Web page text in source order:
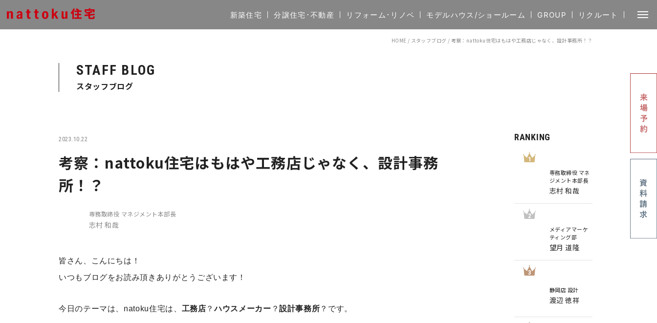
新築住宅 分譲住宅･不動産 リフォーム･リノベ モデルハウス/ショールーム GROUP リクルート
HOME / スタッフブログ / 考察：nattoku住宅はもはや工務店じゃなく、設計事務所！？
STAFF BLOG
スタッフブログ
2023.10.22
考察：nattoku住宅はもはや工務店じゃなく、設計事務
所！？
専務取締役 マネジメント本部長
志村 和哉
皆さん、こんにちは！
いつもブログをお読み頂きありがとうございます！
今日のテーマは、natoku住宅は、 工務店 ？ハウスメーカー ？設計事務所 ？です。
RANKING
1
専務取締役 マネ
ジメント本部長
志村 和哉
2
メディアマーケ
ティング部
望月 道隆
3
静岡店 設計
渡辺 徳祥